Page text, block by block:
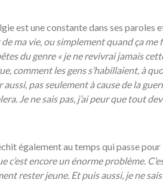
est une constante dans ses paroles
ma vie, ou simplement quandça me
êtes du genre «je ne revivrai jamais
comment les gens s’habillaient, à
aussi, pas seulement à cause de la
Je ne sais pas, j’ai peur que tout
également au temps qui passe pour
c’est encore unénorme problème.
rester jeune. Et puis aussi, je ne